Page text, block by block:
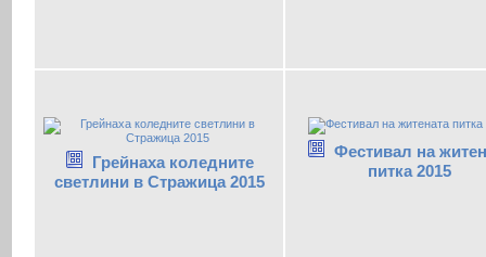
Грейнаха коледните
светлини в Стражица 2015
Фестивал на
питка 2015